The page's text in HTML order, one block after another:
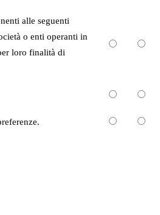
alle seguenti
o enti operanti in
loro finalità di